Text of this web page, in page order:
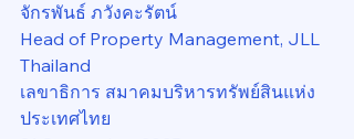
จักรพันธ์ ภวังคะรัตน์
Head of Property Management, JLL
Thailand
เลขาธิการ สมาคมบริหารทรัพย์สินแห่ง
ประเทศไทย